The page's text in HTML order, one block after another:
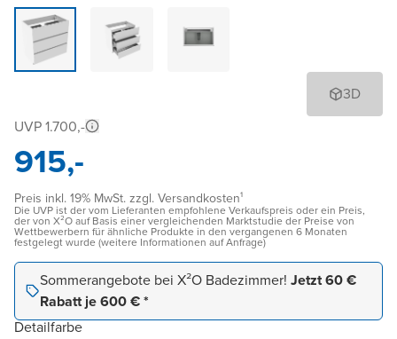
3D
UVP 1.700,-
915,-
Preis inkl. 19% MwSt. zzgl. Versandkosten¹
Die UVP ist der vom Lieferanten empfohlene Verkaufspreis oder ein Preis,
der von X²O auf Basis einer vergleichenden Marktstudie der Preise von
Wettbewerbern für ähnliche Produkte in den vergangenen 6 Monaten
festgelegt wurde (weitere Informationen auf Anfrage)
Sommerangebote bei X²O Badezimmer! Jetzt 60 €
Rabatt je 600 € *
Detailfarbe